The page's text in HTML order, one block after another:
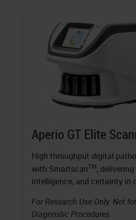
Aperio GT Elite
High throughput digital
with SmartscanTM, delivering
intelligence, and certainty in
For Research Use Only. Not
Diagnostic Procedures.